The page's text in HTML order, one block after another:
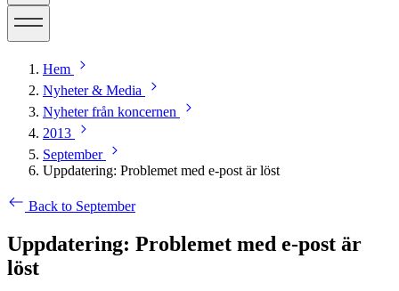
Hem
Nyheter & Media
Nyheter från koncernen
2013
September
Uppdatering: Problemet med e-post är löst
Back to September
Uppdatering: Problemet med e-post är
löst